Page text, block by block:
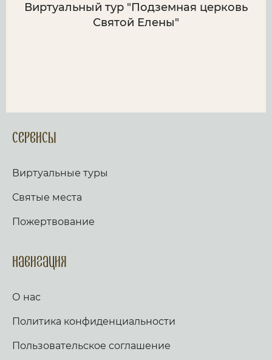
Виртуальный тур "Подземная церковь
Святой Елены"
Сервисы
Виртуальные туры
Святые места
Пожертвование
Навигация
О нас
Политика конфиденциальности
Пользовательское соглашение